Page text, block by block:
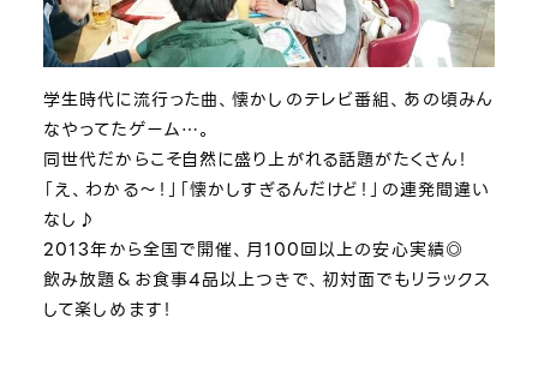
学生時代に流行った曲、懐かしのテレビ番組、あの頃みん
なやってたゲーム…。
同世代だからこそ自然に盛り上がれる話題がたくさん！
「え、わかる～！」「懐かしすぎるんだけど！」の連発間違い
なし♪
2013年から全国で開催、月100回以上の安心実績◎
飲み放題＆お食事4品以上つきで、初対面でもリラックス
して楽しめます！